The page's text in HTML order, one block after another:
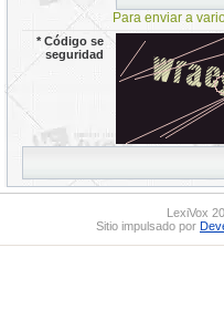
Para enviar a
*Código se
seguridad
LexiVox
Sitio impulsado por